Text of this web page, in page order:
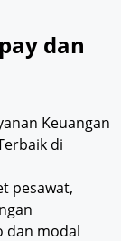
dan
Keuangan
di
pesawat,
dan modal